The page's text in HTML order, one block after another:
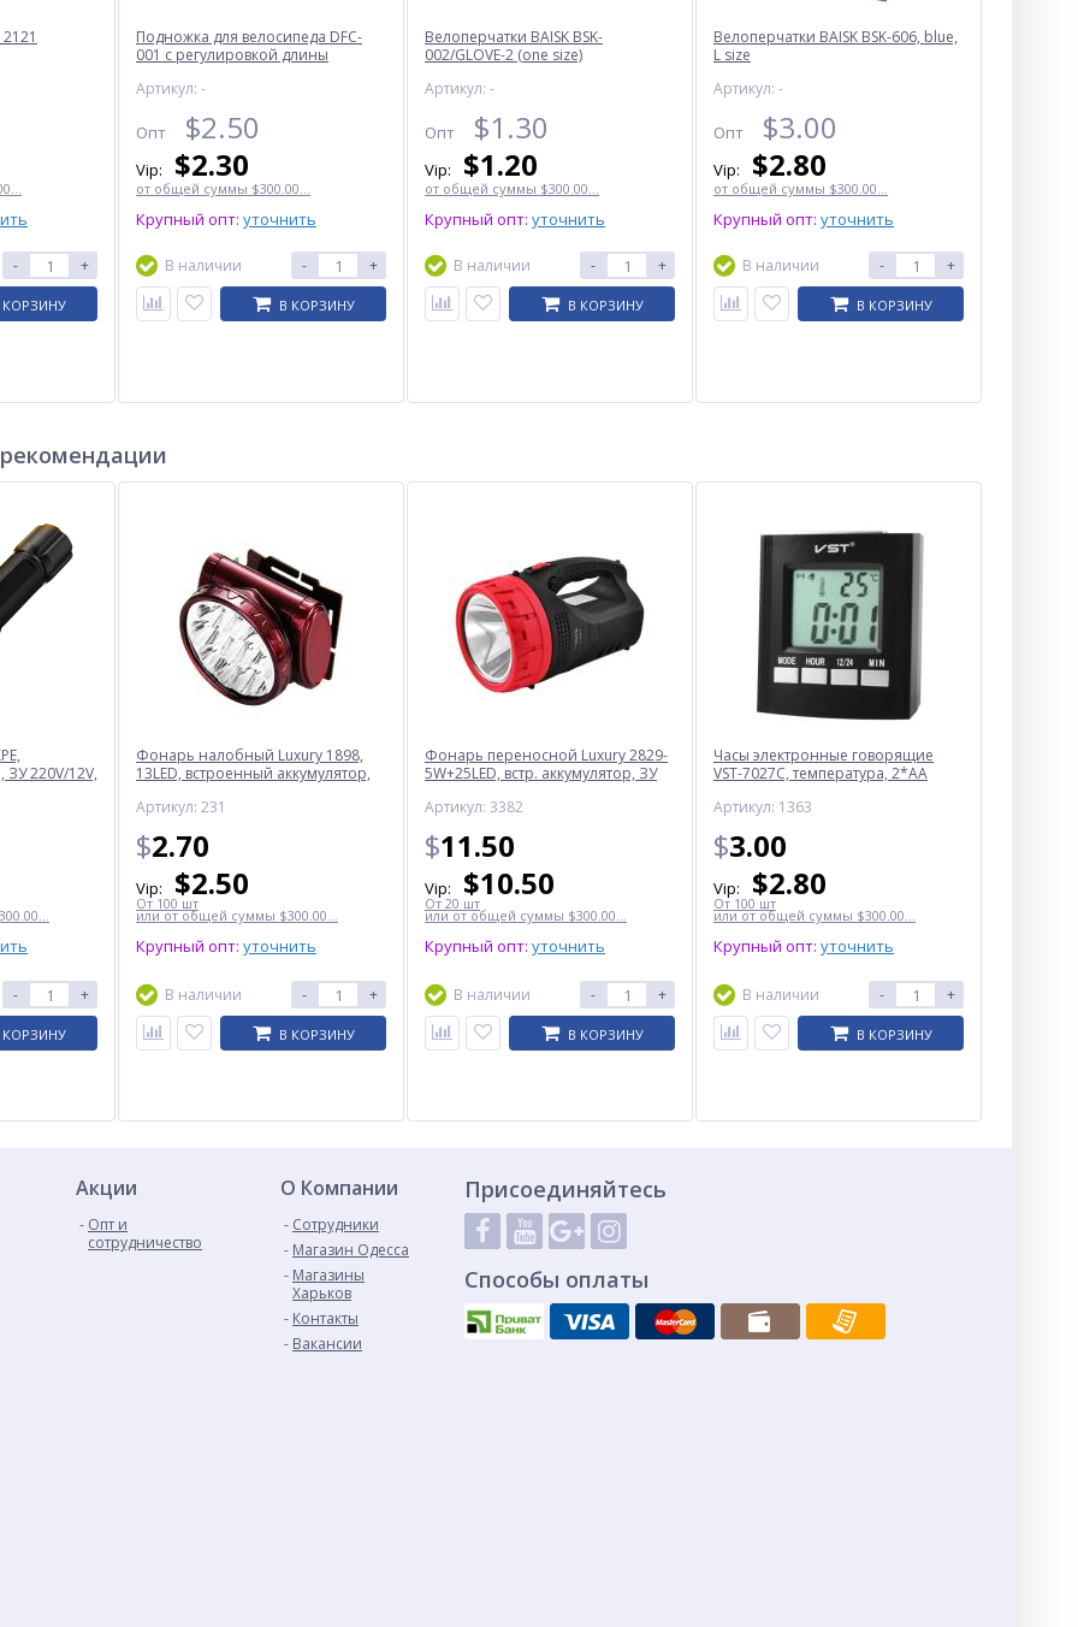
- +
КОРЗИНУ
Подножка для велосипеда DFC-
001 с регулировкой длины
Артикул: -
Опт $2.50
Vip: $2.30
от общей суммы $300.00...
Крупный опт: уточнить
В наличии - +
В КОРЗИНУ
Велоперчатки BAISK BSK-
002/GLOVE-2 (one size)
Артикул: -
Опт $1.30
Vip: $1.20
от общей суммы $300.00...
Крупный опт: уточнить
В наличии - +
В КОРЗИНУ
Велоперчатки BAISK BSK-606, blue,
L size
Артикул: -
Опт $3.00
Vip: $2.80
от общей суммы $300.00...
Крупный опт: уточнить
В наличии - +
В КОРЗИНУ
ЗУ 220V/12V,
- +
КОРЗИНУ
Фонарь налобный Luxury 1898,
13LED, встроенный аккумулятор,
Артикул: 231
$2.70
Vip: $2.50
От 100 шт
или от общей суммы $300.00...
Крупный опт: уточнить
В наличии - +
В КОРЗИНУ
Фонарь переносной Luxury 2829-
5W+25LED, встр. аккумулятор, ЗУ
Артикул: 3382
$11.50
Vip: $10.50
От 20 шт
или от общей суммы $300.00...
Крупный опт: уточнить
В наличии - +
В КОРЗИНУ
Часы электронные говорящие
VST-7027С, температура, 2*AA
Артикул: 1363
$3.00
Vip: $2.80
От 100 шт
или от общей суммы $300.00...
Крупный опт: уточнить
В наличии - +
В КОРЗИНУ
Акции
Опт и
сотрудничество
О Компании
Сотрудники
Магазин Одесса
Магазины
Харьков
Контакты
Вакансии
Присоединяйтесь
Способы оплаты